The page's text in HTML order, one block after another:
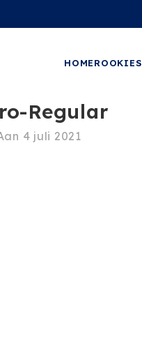
HOMEROOKIES
Regular
4 juli 2021